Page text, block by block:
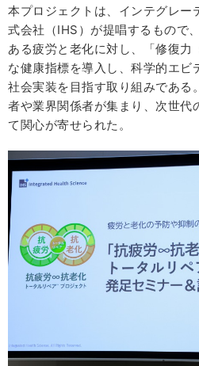
本プロジェクトは、インテグレー
式会社（IHS）が提唱するもので
ある疲労と老化に対し、「修復力
な健康指標を導入し、科学的エビ
社会実装を目指す取り組みである
者や業界関係者が集まり、次世代
て関心が寄せられた。